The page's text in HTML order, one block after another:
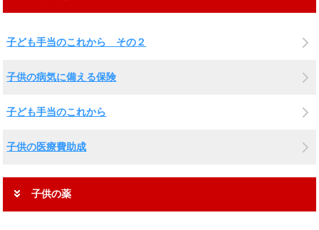
子ども手当のこれから その２
子供の病気に備える保険
子ども手当のこれから
子供の医療費助成
子供の薬